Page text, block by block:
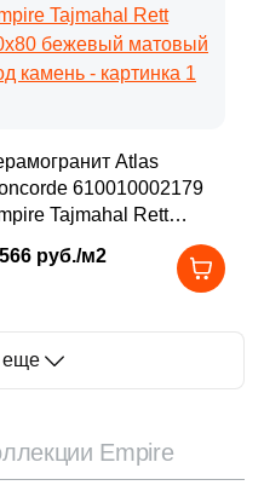
Atlas
610010002179
Tajmahal Rett
бежевый матовый
камень
руб./м2
еще
Empire